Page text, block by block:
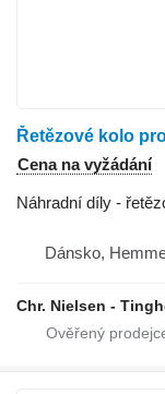
Řetězové kolo
Cena na vyžádání
Náhradní díly -
Dánsko,
Chr. Nielsen -